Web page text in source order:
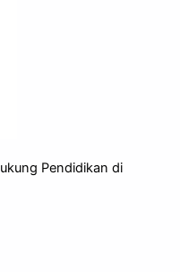
Pendidikan di